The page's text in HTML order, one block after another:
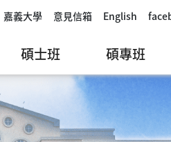
嘉義大學 意見信箱 English
碩士班 碩專班